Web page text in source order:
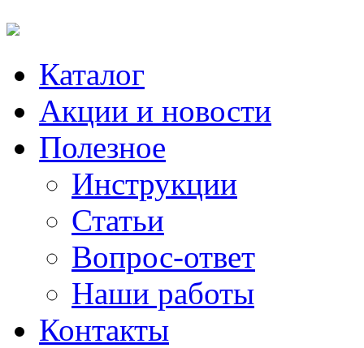
Каталог
Акции и новости
Полезное
Инструкции
Статьи
Вопрос-ответ
Наши работы
Контакты